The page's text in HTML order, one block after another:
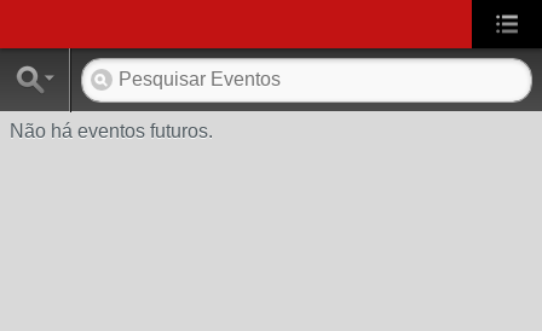
Não há eventos futuros.